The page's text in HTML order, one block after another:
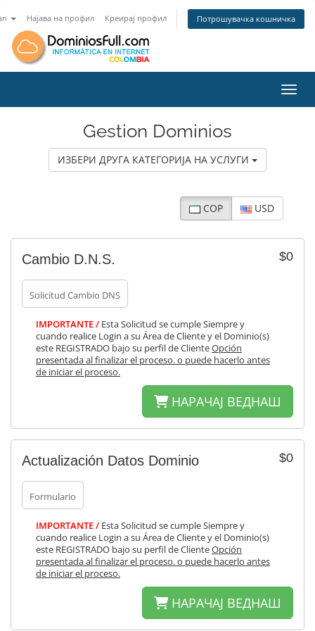
Најава на профил Креирај профил Потрошувачка кошничка
Gestion Dominios
ИЗБЕРИ ДРУГА КАТЕГОРИЈА НА УСЛУГИ
COP USD
$0
Cambio D.N.S.
Solicitud Cambio DNS
IMPORTANTE / Esta Solicitud se cumple Siempre y
cuando realice Login a su Área de Cliente y el Dominio(s)
este REGISTRADO bajo su perfil de ClienteOpción
presentada al finalizar el proceso. o puede hacerlo antes
de iniciar el proceso.
НАРАЧАЈ ВЕДНАШ
$0
Actualización Datos Dominio
Formulario
IMPORTANTE / Esta Solicitud se cumple Siempre y
cuando realice Login a su Área de Cliente y el Dominio(s)
este REGISTRADO bajo su perfil de ClienteOpción
presentada al finalizar el proceso. o puede hacerlo antes
de iniciar el proceso.
НАРАЧАЈ ВЕДНАШ